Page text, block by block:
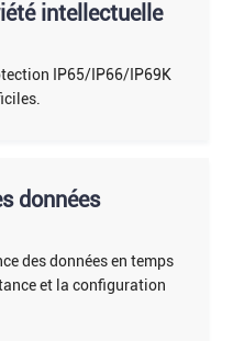
intellectuelle
IP65/IP66/IP69K
données
des données en temps
et la configuration